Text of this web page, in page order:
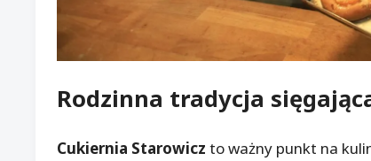
Rodzinna tradycja
Cukiernia Starowicz to ważny punkt na